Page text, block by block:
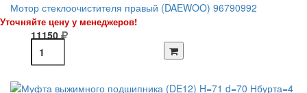
Мотор стеклоочистителя правый (DAEWOO) 96790992
Уточняйте цену у менеджеров!
11150